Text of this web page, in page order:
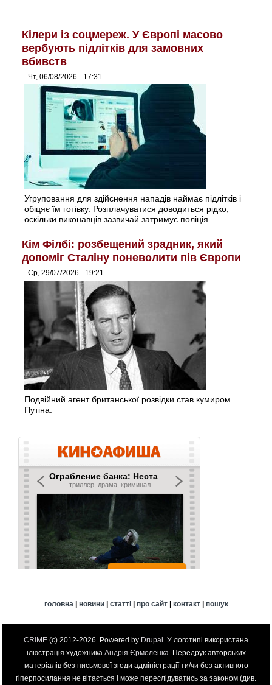
Кілери із соцмереж. У Європі масово
вербують підлітків для замовних
вбивств
Чт, 06/08/2026 - 17:31
Угруповання для здійснення нападів наймає підлітків і
обіцяє їм готівку. Розплачуватися доводиться рідко,
оскільки виконавців зазвичай затримує поліція.
Кім Філбі: розбещений зрадник, який
допоміг Сталіну поневолити пів Європи
Ср, 29/07/2026 - 19:21
Подвійний агент британської розвідки став кумиром
Путіна.
головна| новини| статті| про сайт| контакт| пошук
CRiME (c) 2012-2026. Powered by Drupal . У логотипі використана
ілюстрація художника Андрія Єрмоленка. Передрук авторських
матеріалів без письмової згоди адміністрації ти/чи без активного
гіперпосилання не вітається і може переслідуватись за законом (див.